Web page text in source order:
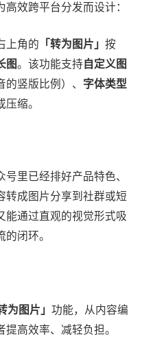
高效跨平台分发而设计：
上角的 「转为图片」 按
图。该功能支持 自定义图
的竖版比例）、 字体类型
缩。
里已经排好产品特色、
转成图片分享到社群或短
能通过直观的视觉形式吸
闭环。
为图片」 功能，从内容编
高效率、减轻负担。